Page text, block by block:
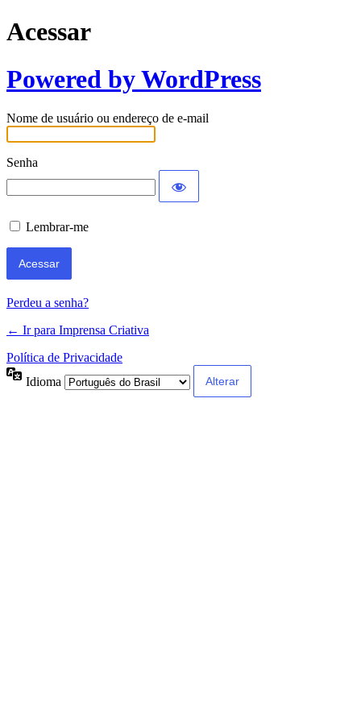
Acessar
Powered by WordPress
Nome de usuário ou endereço de e-mail
Senha
Lembrar-me
Perdeu a senha?
← Ir para Imprensa Criativa
Política de Privacidade
Idioma